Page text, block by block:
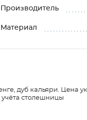
Производитель
Материал
дуб кальяри. Цена
учёта столешницы